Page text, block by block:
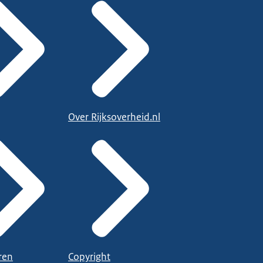
Over Rijksoverheid.nl
Copyright